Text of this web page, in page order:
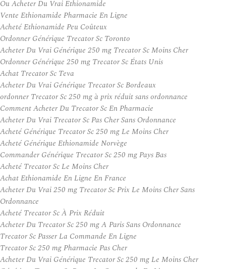
Ou Acheter Du Vrai Ethionamide
Vente Ethionamide Pharmacie En Ligne
Acheté Ethionamide Peu Coûteux
Ordonner Générique Trecator Sc Toronto
Acheter Du Vrai Générique 250 mg Trecator Sc Moins Cher
Ordonner Générique 250 mg Trecator Sc États Unis
Achat Trecator Sc Teva
Acheter Du Vrai Générique Trecator Sc Bordeaux
ordonner Trecator Sc 250 mg à prix réduit sans ordonnance
Comment Acheter Du Trecator Sc En Pharmacie
Acheter Du Vrai Trecator Sc Pas Cher Sans Ordonnance
Acheté Générique Trecator Sc 250 mg Le Moins Cher
Acheté Générique Ethionamide Norvège
Commander Générique Trecator Sc 250 mg Pays Bas
Acheté Trecator Sc Le Moins Cher
Achat Ethionamide En Ligne En France
Acheter Du Vrai 250 mg Trecator Sc Prix Le Moins Cher Sans
Ordonnance
Acheté Trecator Sc À Prix Réduit
Acheter Du Trecator Sc 250 mg A Paris Sans Ordonnance
Trecator Sc Passer La Commande En Ligne
Trecator Sc 250 mg Pharmacie Pas Cher
Acheter Du Vrai Générique Trecator Sc 250 mg Le Moins Cher